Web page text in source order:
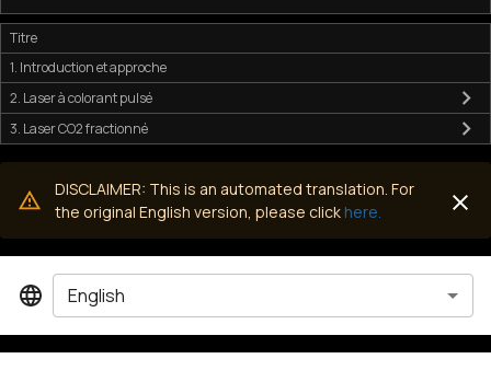
Titre
1. Introduction et approche
2. Laser à colorant pulsé
3. Laser CO2 fractionné
DISCLAIMER: This is an automated translation. For
the original English version, please click here.
English